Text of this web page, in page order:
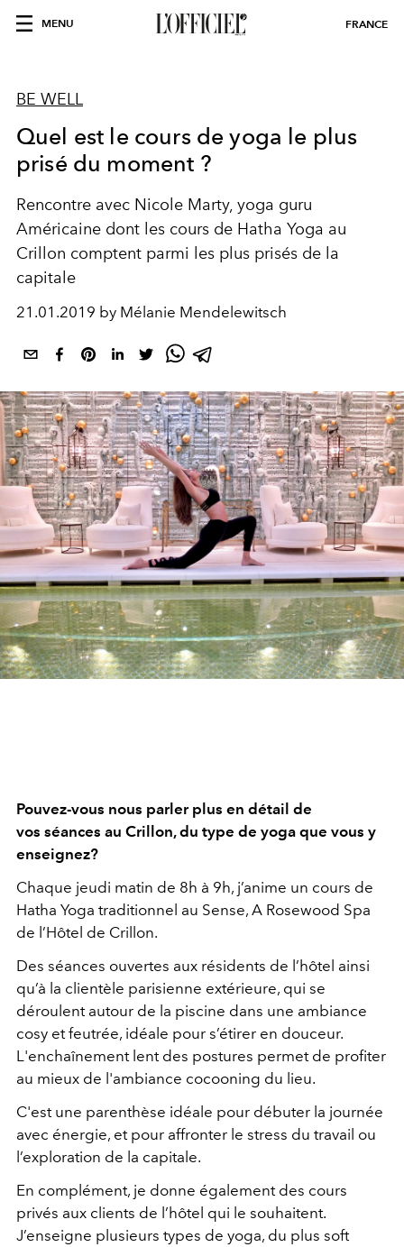
MENU FRANCE
BE WELL
Quel est le cours de yoga le plus
prisé du moment ?
Rencontre avec Nicole Marty, yoga guru
Américaine dont les cours de Hatha Yoga au
Crillon comptent parmi les plus prisés de la
capitale
21.01.2019 by Mélanie Mendelewitsch
Pouvez-vous nous parler plus en détail de
vos séances au Crillon, du type de yoga que vous y
enseignez?
Chaque jeudi matin de 8h à 9h, j’anime un cours de
Hatha Yoga traditionnel au Sense, A Rosewood Spa
de l’Hôtel de Crillon.
Des séances ouvertes aux résidents de l’hôtel ainsi
qu’à la clientèle parisienne extérieure, qui se
déroulent autour de la piscine dans une ambiance
cosy et feutrée, idéale pour s’étirer en douceur.
L'enchaînement lent des postures permet de profiter
au mieux de l'ambiance cocooning du lieu.
C'est une parenthèse idéale pour débuter la journée
avec énergie, et pour affronter le stress du travail ou
l’exploration de la capitale.
En complément, je donne également des cours
privés aux clients de l’hôtel qui le souhaitent.
J’enseigne plusieurs types de yoga, du plus soft